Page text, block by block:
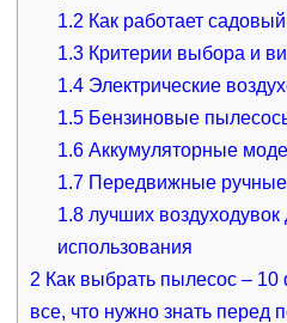
1.2 Как работает
1.3 Критерии выбора и
1.4 Электрические
1.5 Бензиновые
1.6 Аккумуляторные
1.7 Передвижные ручные
1.8 лучших
использования
2 Как выбрать пылесос – 10
все, что нужно знать перед